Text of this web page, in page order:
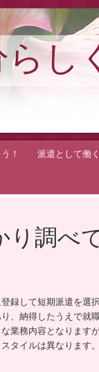
し
！ 派遣として働
調べ
録して短期派遣を選
、納得したうえで就
業務内容となります
タイルは異なります